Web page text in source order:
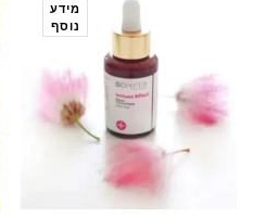
מידע
נוסף